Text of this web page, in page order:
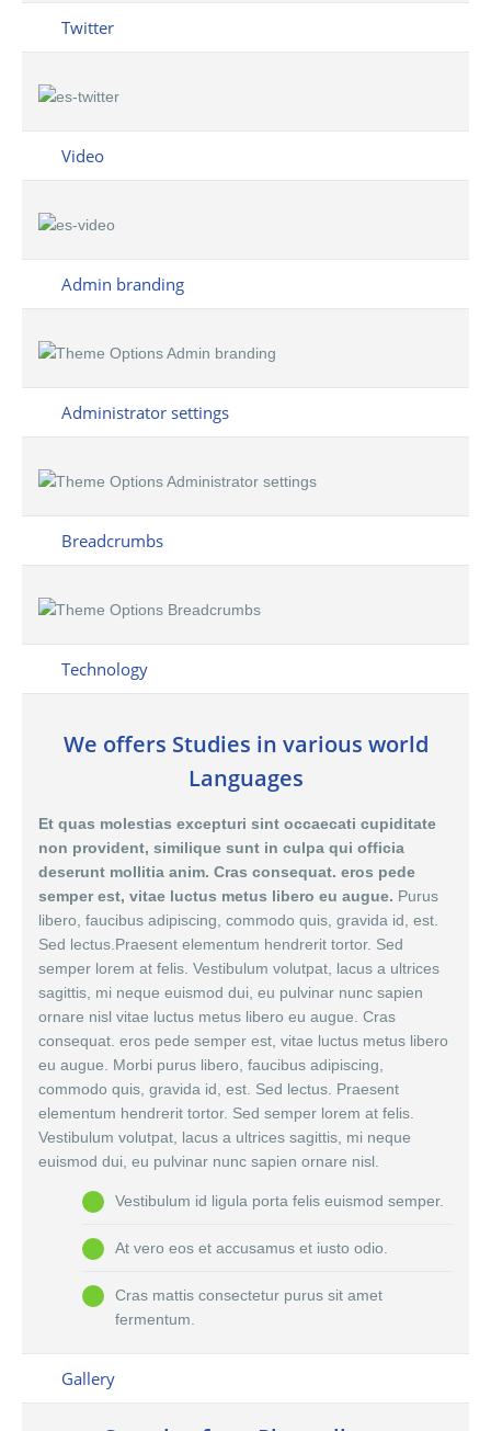
Twitter
Video
Admin branding
Administrator settings
Breadcrumbs
Technology
We offers Studies in various world
Languages
Et quas molestias excepturi sint occaecati cupiditate
non provident, similique sunt in culpa qui officia
deserunt mollitia anim. Cras consequat. eros pede
semper est, vitae luctus metus libero eu augue. Purus
libero, faucibus adipiscing, commodo quis, gravida id, est.
Sed lectus.Praesent elementum hendrerit tortor. Sed
semper lorem at felis. Vestibulum volutpat, lacus a ultrices
sagittis, mi neque euismod dui, eu pulvinar nunc sapien
ornare nisl vitae luctus metus libero eu augue. Cras
consequat. eros pede semper est, vitae luctus metus libero
eu augue. Morbi purus libero, faucibus adipiscing,
commodo quis, gravida id, est. Sed lectus. Praesent
elementum hendrerit tortor. Sed semper lorem at felis.
Vestibulum volutpat, lacus a ultrices sagittis, mi neque
euismod dui, eu pulvinar nunc sapien ornare nisl.
Vestibulum id ligula porta felis euismod semper.
At vero eos et accusamus et iusto odio.
Cras mattis consectetur purus sit amet
fermentum.
Gallery